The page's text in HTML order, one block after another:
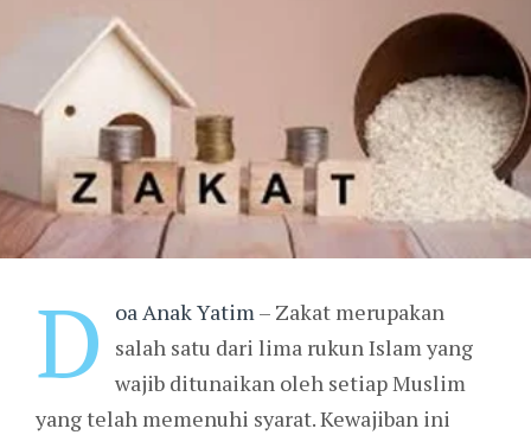
D oa Anak Yatim– Zakat merupakan
salah satu dari lima rukun Islam yang
wajib ditunaikan oleh setiap Muslim
yang telah memenuhi syarat. Kewajiban ini